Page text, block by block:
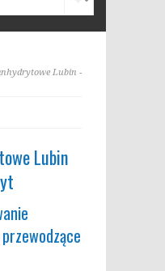
Lubin -
Lubin